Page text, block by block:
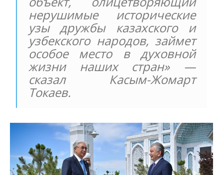
нерушимые исторические
узы дружбы казахского и
узбекского народов, займет
особое место в духовной
жизни наших стран» —
сказал Касым-Жомарт
Токаев.